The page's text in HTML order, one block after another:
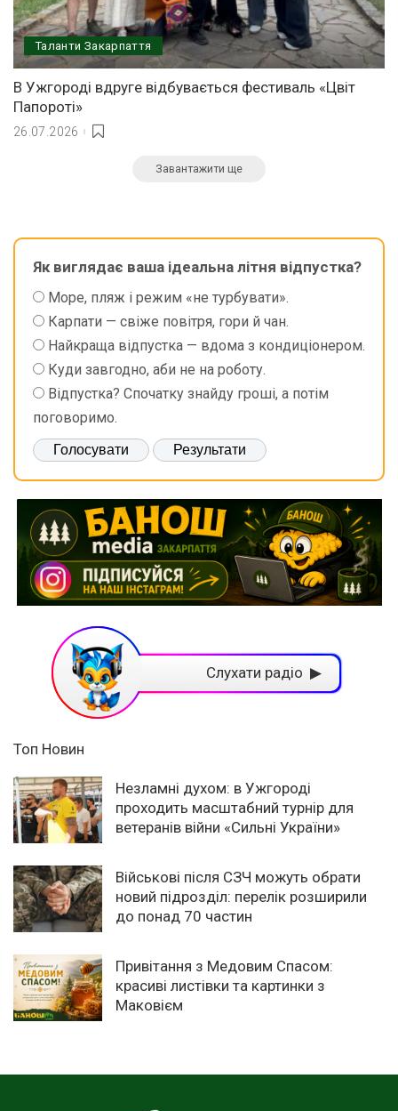
Таланти Закарпаття
В Ужгороді вдруге відбувається фестиваль «Цвіт
Папороті»
26.07.2026
Завантажити ще
Як виглядає ваша ідеальна літня відпустка?
Море, пляж і режим «не турбувати».
Карпати — свіже повітря, гори й чан.
Найкраща відпустка — вдома з кондиціонером.
Куди завгодно, аби не на роботу.
Відпустка? Спочатку знайду гроші, а потім
поговоримо.
Слухати радіо ▶
Топ Новин
Незламні духом: в Ужгороді
проходить масштабний турнір для
ветеранів війни «Сильні України»
Військові після СЗЧ можуть обрати
новий підрозділ: перелік розширили
до понад 70 частин
Привітання з Медовим Спасом:
красиві листівки та картинки з
Маковієм